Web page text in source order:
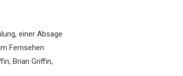
einer Absage
Fernsehen
Brian Griffin,